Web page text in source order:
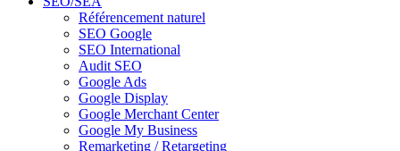
Référencement naturel
SEO Google
SEO International
Audit SEO
Google Ads
Google Display
Google Merchant Center
Google My Business
Remarketing / Retargeting